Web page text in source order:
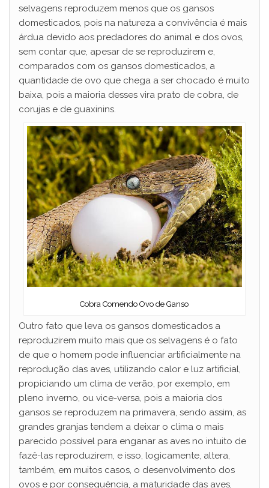
selvagens reproduzem menos que os gansos
domesticados, pois na natureza a convivência é mais
árdua devido aos predadores do animal e dos ovos,
sem contar que, apesar de se reproduzirem e,
comparados com os gansos domesticados, a
quantidade de ovo que chega a ser chocado é muito
baixa, pois a maioria desses vira prato de cobra, de
corujas e de guaxinins.
Cobra Comendo Ovo de Ganso
Outro fato que leva os gansos domesticados a
reproduzirem muito mais que os selvagens é o fato
de que o homem pode influenciar artificialmente na
reprodução das aves, utilizando calor e luz artificial,
propiciando um clima de verão, por exemplo, em
pleno inverno, ou vice-versa, pois a maioria dos
gansos se reproduzem na primavera, sendo assim, as
grandes granjas tendem a deixar o clima o mais
parecido possível para enganar as aves no intuito de
fazê-las reproduzirem, e isso, logicamente, altera,
também, em muitos casos, o desenvolvimento dos
ovos e por consequência, a maturidade das aves,